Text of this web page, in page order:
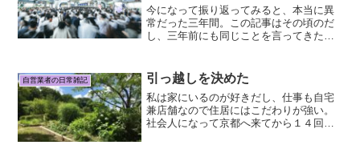
今になって振り返ってみると、本当に異
常だった三年間。この記事はその頃のだ
し、三年前にも同じことを言ってきたけ
らが、ちょうど三年前に書いた記事。自
分では体調の異変は何も感...
自営業者の日常雑記 引っ越しを決めた
私は家にいるのが好きだし、仕事も自宅
兼店舗なので住居にはこだわりが強い。
社会人になって京都へ来てから１４回目